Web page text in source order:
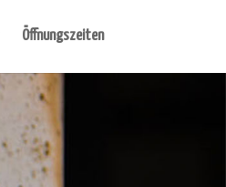
Öffnungszeiten